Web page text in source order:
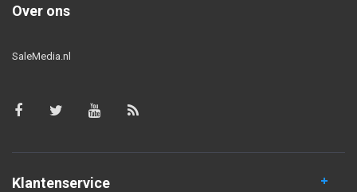
Over ons
SaleMedia.nl
Klantenservice